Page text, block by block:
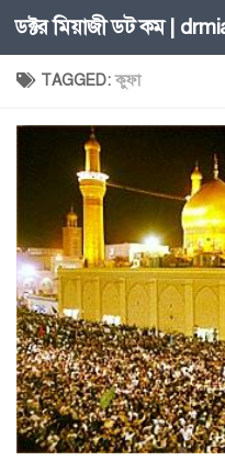
Skip to content
ডক্টর মিয়াজী ডট কম |
TAGGED:কুফা